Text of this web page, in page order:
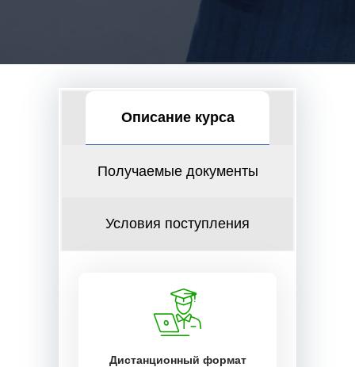
Описание курса
Получаемые документы
Условия поступления
Дистанционный формат